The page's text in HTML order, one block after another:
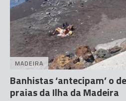
MADEIRA
Banhistas ‘antecipam’ o
praias da Ilha da Madeira